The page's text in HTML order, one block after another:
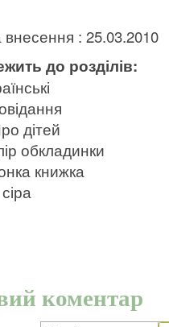
внесення : 25.03.2010
до розділів:
дітей
обкладинки
книжка
сіра
коментар